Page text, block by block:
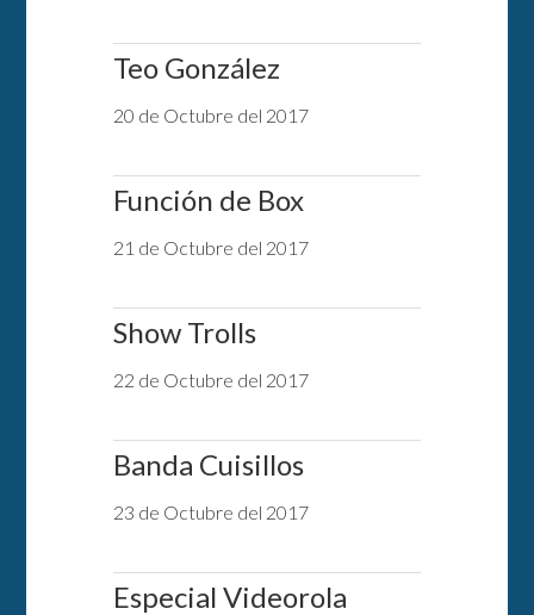
Teo González
20 de Octubre del 2017
Función de Box
21 de Octubre del 2017
Show Trolls
22 de Octubre del 2017
Banda Cuisillos
23 de Octubre del 2017
Especial Videorola